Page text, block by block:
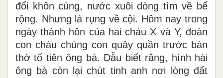
đổi khôn cùng, nước xuôi dòng tìm về bể
rộng. Nhưng lá rụng về cội. Hôm nay trong
ngày thành hôn của hai cháu X và Y, đoàn
con cháu chúng con quây quần trước bàn
thờ tổ tiên ông bà. Dẫu biết rằng, hình hài
ông bà còn lại chút tinh anh nơi lòng đất